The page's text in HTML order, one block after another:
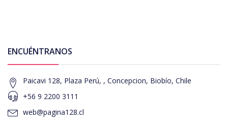
ENCUÉNTRANOS
Paicavi 128, Plaza Perú, , Concepcion, Biobío, Chile
+56 9 2200 3111
web@pagina128.cl